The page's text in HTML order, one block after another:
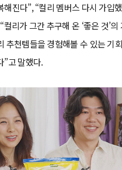
해진다”, “컬리 멤버스 다시 가입
리가 그간 추구해 온 ‘좋은 것’의
추천템들을 경험해볼 수 있는 기
”고 말했다.